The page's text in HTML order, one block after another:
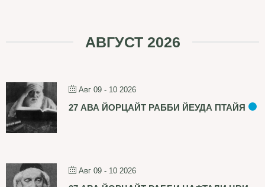
АВГУСТ 2026
Авг 09 - 10 2026
27 АВА ЙОРЦАЙТ РАББИ ЙЕУДА ПТАЙЯ
Авг 09 - 10 2026